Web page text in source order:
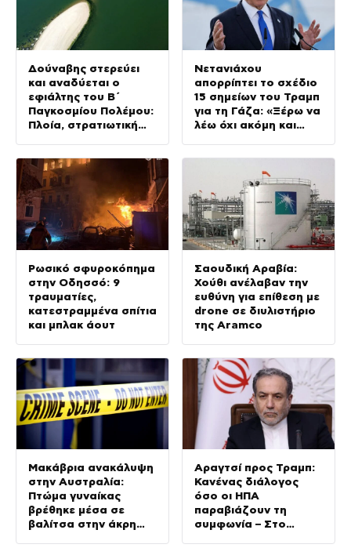
Δούναβης στερεύει
και αναδύεται ο
εφιάλτης του Β΄
Παγκοσμίου Πολέμου:
Πλοία, στρατιωτική
Νετανιάχου
απορρίπτει το σχέδιο
15 σημείων του Τραμπ
για τη Γάζα: «Ξέρω να
λέω όχι ακόμη και
Ρωσικό σφυροκόπημα
στην Οδησσό: 9
τραυματίες,
κατεστραμμένα σπίτια
και μπλακ άουτ
Σαουδική Αραβία:
Χούθι ανέλαβαν την
ευθύνη για επίθεση με
drone σε διυλιστήριο
της Aramco
Μακάβρια ανακάλυψη
στην Αυστραλία:
Πτώμα γυναίκας
βρέθηκε μέσα σε
βαλίτσα στην άκρη
Αραγτσί προς Τραμπ:
Κανένας διάλογος
όσο οι ΗΠΑ
παραβιάζουν τη
συμφωνία – Στο